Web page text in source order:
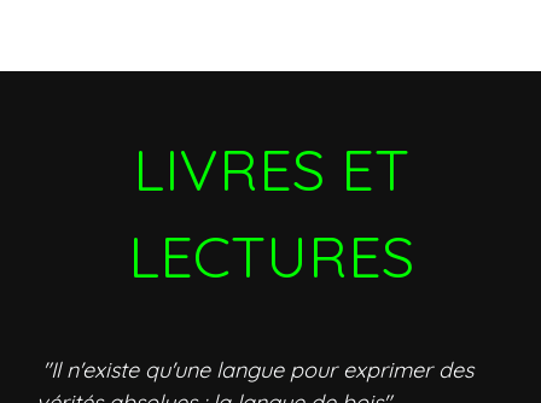
LIVRES ET
LECTURES
"Il n'existe qu'une langue pour exprimer des